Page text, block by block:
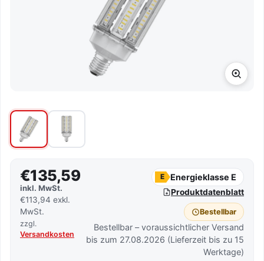
€135,59
inkl. MwSt.
€113,94 exkl.
MwSt.
zzgl.
Versandkosten
E Energieklasse E
Produktdatenblatt
Bestellbar
Bestellbar – voraussichtlicher Versand
bis zum 27.08.2026 (Lieferzeit bis zu 15
Werktage)